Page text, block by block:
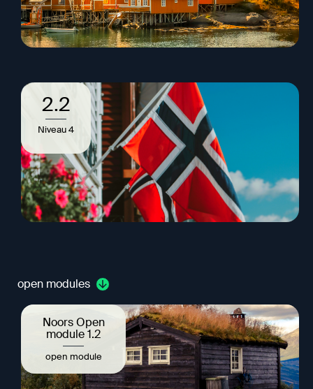
2.2
Niveau 4
open modules
Noors Open
module 1.2
open module